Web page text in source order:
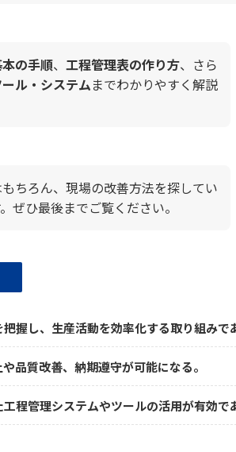
の手順、 工程管理表の作り方、さら
ル・システムまでわかりやすく解説
ちろん、現場の改善方法を探してい
ぜひ最後までご覧ください。
握し、生産活動を効率化する取り組みで
品質改善、納期遵守が可能になる。
程管理システムやツールの活用が有効で